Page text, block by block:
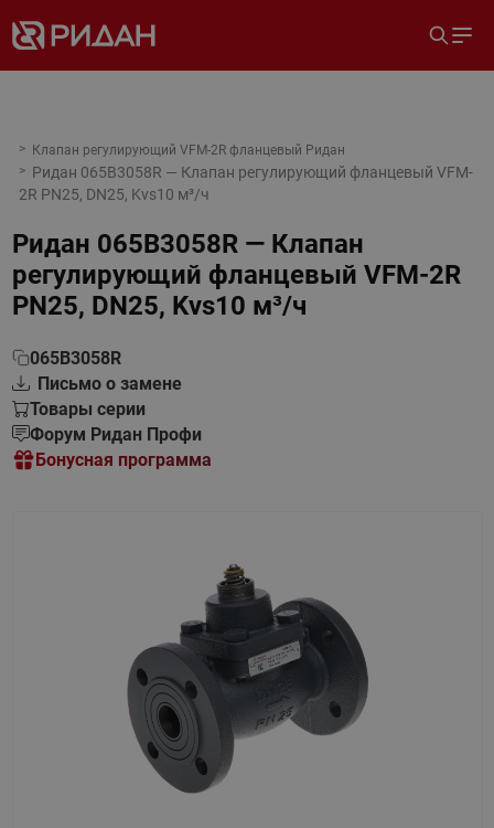
Клапан регулирующий VFM-2R фланцевый Ридан
Ридан 065B3058R — Клапан регулирующий фланцевый VFM-
2R PN25, DN25, Kvs10 м³/ч
Ридан 065B3058R — Клапан
регулирующий фланцевый VFM-2R
PN25, DN25, Kvs10 м³/ч
065B3058R
Письмо о замене
Товары серии
Форум Ридан Профи
Бонусная программа